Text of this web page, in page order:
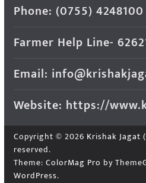
Phone: (0755) 4248100
Farmer Help Line-
Email:
Website: https://
Copyright © 2026 Krishak
reserved.
Theme: ColorMag Pro by
WordPress.